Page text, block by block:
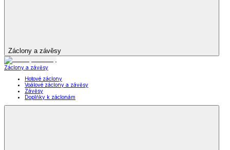
Záclony a závěsy
Záclony a závěsy
Hotové záclony
Voálové záclony a závěsy
Závěsy
Doplňky k záclonám